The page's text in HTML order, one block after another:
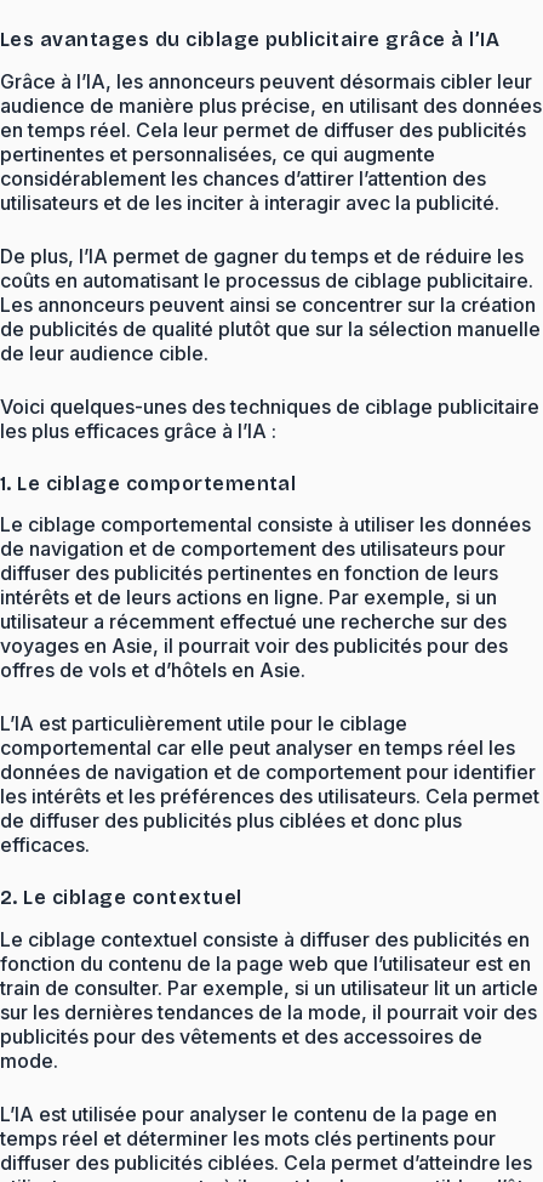
Les avantages du ciblage publicitaire grâce à l’IA
Grâce à l’IA, les annonceurs peuvent désormais cibler leur
audience de manière plus précise, en utilisant des données
en temps réel. Cela leur permet de diffuser des publicités
pertinentes et personnalisées, ce qui augmente
considérablement les chances d’attirer l’attention des
utilisateurs et de les inciter à interagir avec la publicité.
De plus, l’IA permet de gagner du temps et de réduire les
coûts en automatisant le processus de ciblage publicitaire.
Les annonceurs peuvent ainsi se concentrer sur la création
de publicités de qualité plutôt que sur la sélection manuelle
de leur audience cible.
Voici quelques-unes des techniques de ciblage publicitaire
les plus efficaces grâce à l’IA :
1. Le ciblage comportemental
Le ciblage comportemental consiste à utiliser les données
de navigation et de comportement des utilisateurs pour
diffuser des publicités pertinentes en fonction de leurs
intérêts et de leurs actions en ligne. Par exemple, si un
utilisateur a récemment effectué une recherche sur des
voyages en Asie, il pourrait voir des publicités pour des
offres de vols et d’hôtels en Asie.
L’IA est particulièrement utile pour le ciblage
comportemental car elle peut analyser en temps réel les
données de navigation et de comportement pour identifier
les intérêts et les préférences des utilisateurs. Cela permet
de diffuser des publicités plus ciblées et donc plus
efficaces.
2. Le ciblage contextuel
Le ciblage contextuel consiste à diffuser des publicités en
fonction du contenu de la page web que l’utilisateur est en
train de consulter. Par exemple, si un utilisateur lit un article
sur les dernières tendances de la mode, il pourrait voir des
publicités pour des vêtements et des accessoires de
mode.
L’IA est utilisée pour analyser le contenu de la page en
temps réel et déterminer les mots clés pertinents pour
diffuser des publicités ciblées. Cela permet d’atteindre les